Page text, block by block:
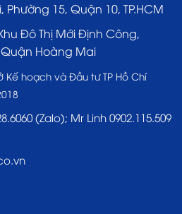
Phường 15, Quận 10, TP.HCM
Đô Thị Mới Định Công,
Hoàng Mai
Kế hoạch và Đầu tư TP Hồ Chí
(Zalo); Mr Linh 0902.115.509